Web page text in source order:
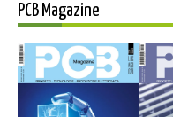
PCB Magazine